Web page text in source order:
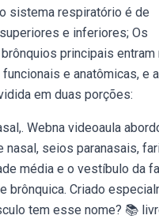
sistema respiratório é de
e inferiores; Os
principais entram
e anatômicas, e
em duas porções:
Webna videoaula
seios paranasais,
média e o vestíbulo da
brônquica. Criado
tem esse nome? 📚